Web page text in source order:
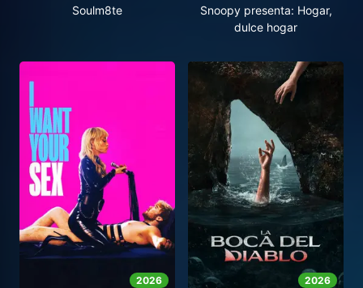
Soulm8te
Snoopy presenta: Hogar,
dulce hogar
2026 2026